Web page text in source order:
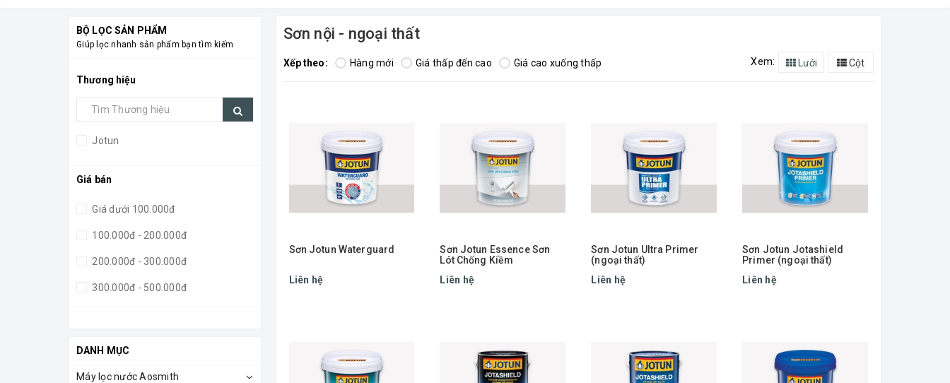
BỘ LỌC SẢN PHẨM
Giúp lọc nhanh sản phẩm bạn tìm kiếm
Thương hiệu
Jotun
Giá bán
Giá dưới 100.000đ
100.000đ - 200.000đ
200.000đ - 300.000đ
300.000đ - 500.000đ
DANH MỤC
Máy lọc nước Aosmith
Sơn nội - ngoại thất
Xếp theo: Hàng mới Giá thấp đến cao Giá cao xuống thấp Xem: Lưới Cột
Sơn Jotun Waterguard
Liên hệ
Sơn Jotun Essence Sơn
Lót Chống Kiềm
Liên hệ
Sơn Jotun Ultra Primer
(ngoại thất)
Liên hệ
Sơn Jotun Jotashield
Primer (ngoại thất)
Liên hệ